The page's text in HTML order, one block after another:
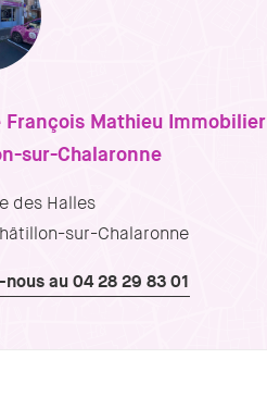
François Mathieu Immobilier
sur-Chalaronne
des Halles
sur-Chalaronne
au 04 28 29 83 01